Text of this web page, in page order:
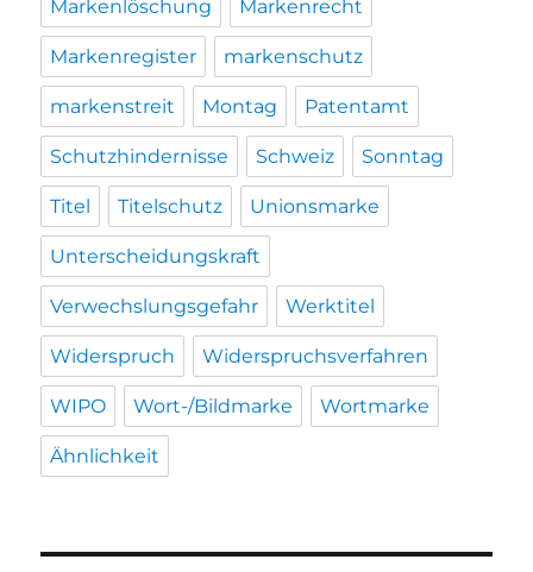
Markenlöschung Markenrecht
Markenregister markenschutz
markenstreit Montag Patentamt
Schutzhindernisse Schweiz Sonntag
Titel Titelschutz Unionsmarke
Unterscheidungskraft
Verwechslungsgefahr Werktitel
Widerspruch Widerspruchsverfahren
WIPO Wort-/Bildmarke Wortmarke
Ähnlichkeit